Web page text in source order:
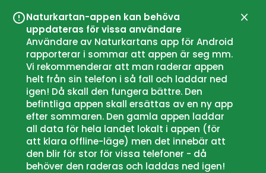
Naturkartan-appen kan behöva
uppdateras för vissa användare
Användare av Naturkartans app för Android
rapporterar i sommar att appen är seg mm.
Vi rekommenderar att man raderar appen
helt från sin telefon i så fall och laddar ned
igen! Då skall den fungera bättre. Den
befintliga appen skall ersättas av en ny app
efter sommaren. Den gamla appen laddar
all data för hela landet lokalt i appen (för
att klara offline-läge) men det innebär att
den blir för stor för vissa telefoner - då
behöver den raderas och laddas ned igen!